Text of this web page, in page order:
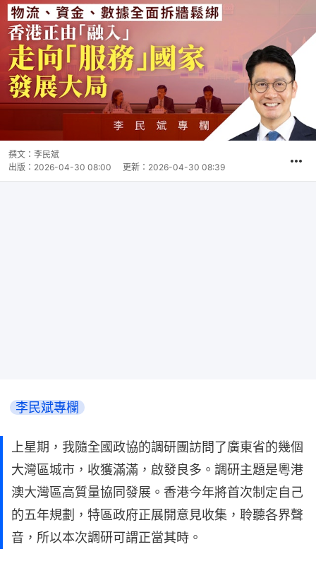
撰文： 李民斌
出版： 2026-04-30 08:00 更新： 2026-04-30 08:39
李民斌專欄
上星期，我隨全國政協的調研團訪問了廣東省的幾個
大灣區城市，收獲滿滿，啟發良多。調研主題是粵港
澳大灣區高質量協同發展。香港今年將首次制定自己
的五年規劃，特區政府正展開意見收集，聆聽各界聲
音，所以本次調研可謂正當其時。